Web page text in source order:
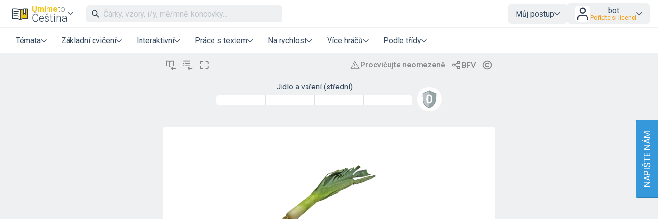
Umímeto
Čeština Můj postup bot
Pořiďte si licenci
Témata Základní cvičení Interaktivní Práce s textem Na rychlost Více hráčů Podle třídy
Jídlo a vaření (střední)
NAPIŠTE NÁM